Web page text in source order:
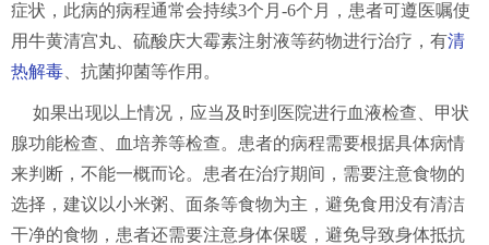
症状，此病的病程通常会持续3个月-6个月，患者可遵医嘱使
用牛黄清宫丸、硫酸庆大霉素注射液等药物进行治疗，有清
热解毒 、抗菌抑菌等作用。
如果出现以上情况，应当及时到医院进行血液检查、甲状
腺功能检查、血培养等检查。患者的病程需要根据具体病情
来判断，不能一概而论。患者在治疗期间，需要注意食物的
选择，建议以小米粥、面条等食物为主，避免食用没有清洁
干净的食物，患者还需要注意身体保暖，避免导致身体抵抗